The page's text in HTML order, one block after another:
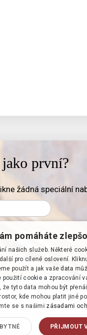
jako první?
žádná speciální
pomáháte
našich služeb. Některé
pro cílené oslovení.
použít a jak vaše data
použití cookie a zpracování
tyto data mohou být
kde mohou platit jiné
se s našimi zásadami
PŘIJMOUT